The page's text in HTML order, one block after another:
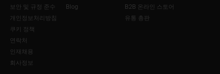
보안 및 규정 준수
개인정보처리방침
쿠키 정책
연락처
인재채용
회사정보
Blog
B2B 온라인 스토어
유통 총판